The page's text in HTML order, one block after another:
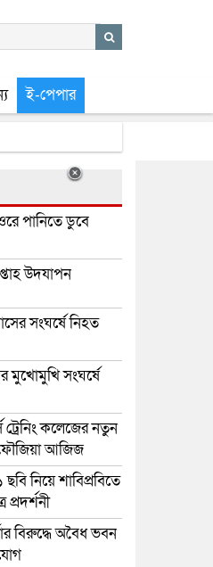
ই-পেপার
পানিতে ডুবে
উদযাপন
সংঘর্ষে নিহত
মুখোমুখি সংঘর্ষে
ট্রেনিং কলেজের নতুন
আজিজ
নিয়ে শাবিপ্রবিতে
বিরুদ্ধে অবৈধ ভবন